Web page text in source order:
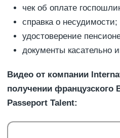
чек об оплате
справка о несудимости;
удостоверение
документы касательно
Видео от компании
получении
Passeport Talent: